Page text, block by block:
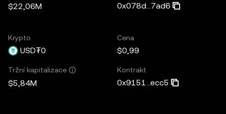
$22,06M 0x078d...7ad6
Krypto
USD₮0
Cena
$0,99
Tržní kapitalizace
$5,84M
Kontrakt
0x9151...ecc5